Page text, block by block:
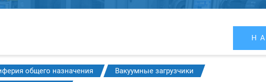
общего назначения
Вакуумные загрузчики